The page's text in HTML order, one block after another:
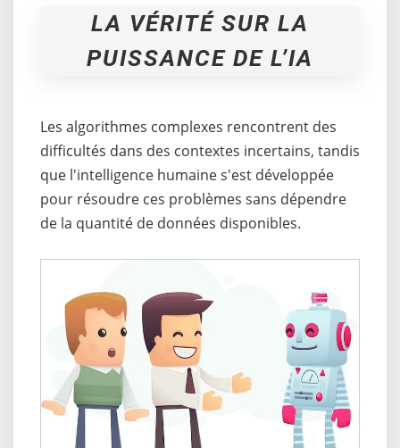
LA VÉRITÉ SUR LA
PUISSANCE DE L’IA
Les algorithmes complexes rencontrent des
difficultés dans des contextes incertains, tandis
que l'intelligence humaine s'est développée
pour résoudre ces problèmes sans dépendre
de la quantité de données disponibles.